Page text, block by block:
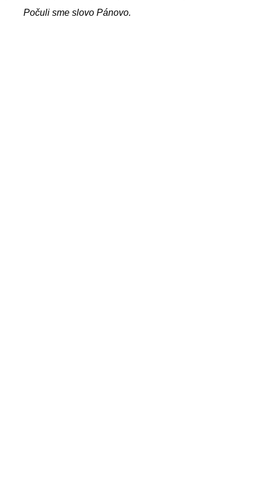
Počuli sme slovo Pánovo.